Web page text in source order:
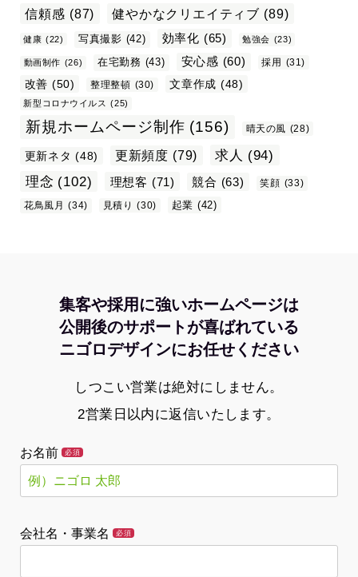
信頼感 (87) 健やかなクリエイティブ (89)
健康 (22) 写真撮影 (42) 効率化 (65) 勉強会 (23)
動画制作 (26) 在宅勤務 (43) 安心感 (60) 採用 (31)
改善 (50) 整理整頓 (30) 文章作成 (48)
新型コロナウイルス (25)
新規ホームページ制作 (156) 晴天の風 (28)
更新ネタ (48) 更新頻度 (79) 求人 (94)
理念 (102) 理想客 (71) 競合 (63) 笑顔 (33)
花鳥風月 (34) 見積り (30) 起業 (42)
集客や採用に強いホームページは
公開後のサポートが喜ばれている
ニゴロデザインにお任せください
しつこい営業は絶対にしません。
2営業日以内に返信いたします。
お名前 必須
会社名・事業名 必須